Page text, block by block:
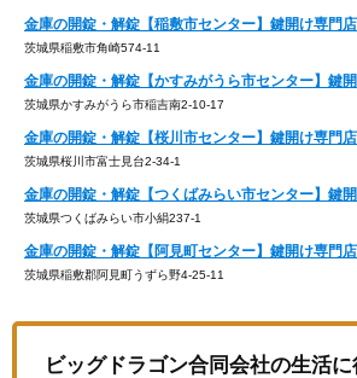
金庫の開錠・解錠【稲敷市センター】鍵開け専門店
茨城県稲敷市角崎574-11
金庫の開錠・解錠【かすみがうら市センター】鍵
茨城県かすみがうら市稲吉南2-10-17
金庫の開錠・解錠【桜川市センター】鍵開け専門店
茨城県桜川市富士見台2-34-1
金庫の開錠・解錠【つくばみらい市センター】鍵
茨城県つくばみらい市小絹237-1
金庫の開錠・解錠【阿見町センター】鍵開け専門店
茨城県稲敷郡阿見町うずら野4-25-11
ビッグドラゴン合同会社の生活